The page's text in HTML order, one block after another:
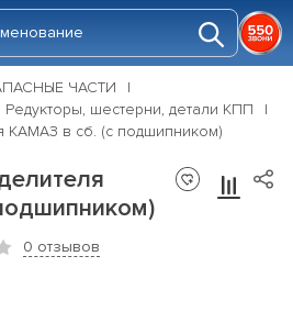
ЧАСТИ
Редукторы, шестерни, детали КПП
КАМАЗ в сб. (с подшипником)
0 отзывов